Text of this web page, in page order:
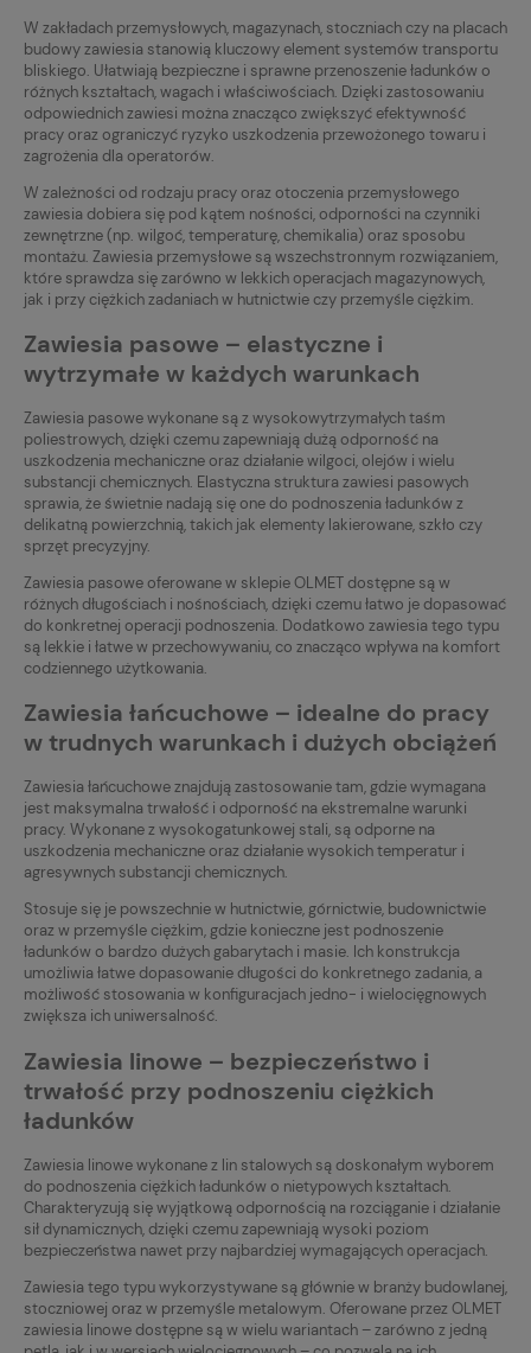
W zakładach przemysłowych, magazynach, stoczniach czy na placach
budowy zawiesia stanowią kluczowy element systemów transportu
bliskiego. Ułatwiają bezpieczne i sprawne przenoszenie ładunków o
różnych kształtach, wagach i właściwościach. Dzięki zastosowaniu
odpowiednich zawiesi można znacząco zwiększyć efektywność
pracy oraz ograniczyć ryzyko uszkodzenia przewożonego towaru i
zagrożenia dla operatorów.
W zależności od rodzaju pracy oraz otoczenia przemysłowego
zawiesia dobiera się pod kątem nośności, odporności na czynniki
zewnętrzne (np. wilgoć, temperaturę, chemikalia) oraz sposobu
montażu. Zawiesia przemysłowe są wszechstronnym rozwiązaniem,
które sprawdza się zarówno w lekkich operacjach magazynowych,
jak i przy ciężkich zadaniach w hutnictwie czy przemyśle ciężkim.
Zawiesia pasowe – elastyczne i
wytrzymałe w każdych warunkach
Zawiesia pasowe wykonane są z wysokowytrzymałych taśm
poliestrowych, dzięki czemu zapewniają dużą odporność na
uszkodzenia mechaniczne oraz działanie wilgoci, olejów i wielu
substancji chemicznych. Elastyczna struktura zawiesi pasowych
sprawia, że świetnie nadają się one do podnoszenia ładunków z
delikatną powierzchnią, takich jak elementy lakierowane, szkło czy
sprzęt precyzyjny.
Zawiesia pasowe oferowane w sklepie OLMET dostępne są w
różnych długościach i nośnościach, dzięki czemu łatwo je dopasować
do konkretnej operacji podnoszenia. Dodatkowo zawiesia tego typu
są lekkie i łatwe w przechowywaniu, co znacząco wpływa na komfort
codziennego użytkowania.
Zawiesia łańcuchowe – idealne do pracy
w trudnych warunkach i dużych obciążeń
Zawiesia łańcuchowe znajdują zastosowanie tam, gdzie wymagana
jest maksymalna trwałość i odporność na ekstremalne warunki
pracy. Wykonane z wysokogatunkowej stali, są odporne na
uszkodzenia mechaniczne oraz działanie wysokich temperatur i
agresywnych substancji chemicznych.
Stosuje się je powszechnie w hutnictwie, górnictwie, budownictwie
oraz w przemyśle ciężkim, gdzie konieczne jest podnoszenie
ładunków o bardzo dużych gabarytach i masie. Ich konstrukcja
umożliwia łatwe dopasowanie długości do konkretnego zadania, a
możliwość stosowania w konfiguracjach jedno- i wielocięgnowych
zwiększa ich uniwersalność.
Zawiesia linowe – bezpieczeństwo i
trwałość przy podnoszeniu ciężkich
ładunków
Zawiesia linowe wykonane z lin stalowych są doskonałym wyborem
do podnoszenia ciężkich ładunków o nietypowych kształtach.
Charakteryzują się wyjątkową odpornością na rozciąganie i działanie
sił dynamicznych, dzięki czemu zapewniają wysoki poziom
bezpieczeństwa nawet przy najbardziej wymagających operacjach.
Zawiesia tego typu wykorzystywane są głównie w branży budowlanej,
stoczniowej oraz w przemyśle metalowym. Oferowane przez OLMET
zawiesia linowe dostępne są w wielu wariantach – zarówno z jedną